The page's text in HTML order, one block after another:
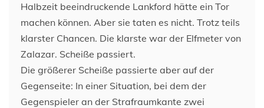
Halbzeit beeindruckende Lankford hätte ein Tor
machen können. Aber sie taten es nicht. Trotz teils
klarster Chancen. Die klarste war der Elfmeter von
Zalazar. Scheiße passiert.
Die größerer Scheiße passierte aber auf der
Gegenseite: In einer Situation, bei dem der
Gegenspieler an der Strafraumkante zwei